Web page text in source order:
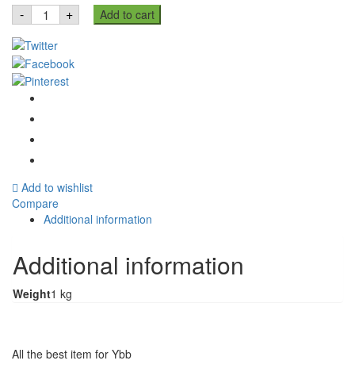
- Trs
Brown
Seeds
-
1kg
Graines
de
moutarde
quantity
+ Add to cart
Add to wishlist
Compare
Additional information
Additional information
Weight1 kg
All the best item for Ybb